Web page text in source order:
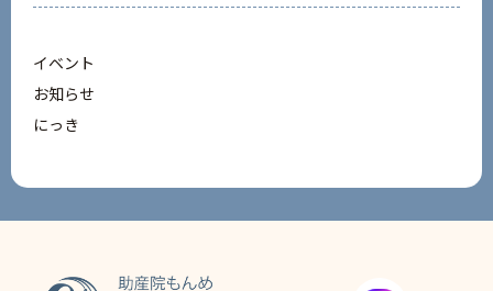
イベント
お知らせ
にっき